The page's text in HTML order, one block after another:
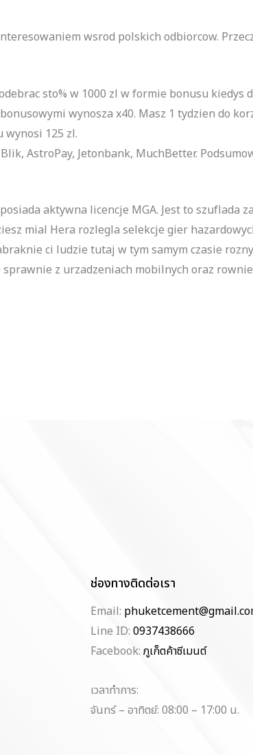
wsrod polskich odbiorcow.
sto% w 1000 zl w formie bonusu kiedys
wynosza x40. Masz 1 tydzien do
125 zl.
AstroPay, Jetonbank, MuchBetter.
aktywna licencje MGA. Jest to szuflada
mial Hera rozlegla selekcje gier
ci ludzie tutaj w tym samym czasie
z urzadzeniach mobilnych oraz
ช่องทางติดต่อเรา
Email:
Line ID: 0937438666
Facebook: ภูเก็ตค้าซีเมนต์
เวลาทำการ:
จันทร์ – อาทิตย์: 08:00 – 17:00 น.